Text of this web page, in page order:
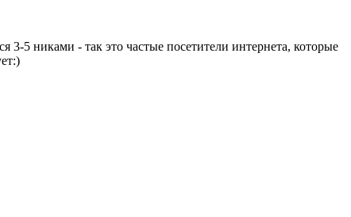
5 никами - так это частые посетители интернета, которые